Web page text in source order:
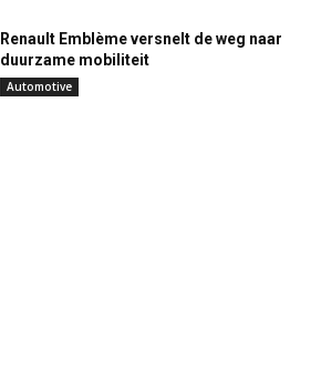
Renault Emblème versnelt de weg naar
duurzame mobiliteit
Automotive